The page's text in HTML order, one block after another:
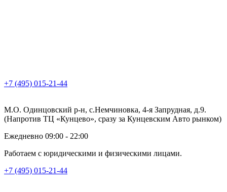
+7 (495) 015-21-44
М.О. Одинцовский р-н, с.Немчиновка, 4-я Запрудная, д.9.
(Напротив ТЦ «Кунцево», сразу за Кунцевским Авто рынком)
Ежедневно 09:00 - 22:00
Работаем с юридическими и физическими лицами.
+7 (495) 015-21-44